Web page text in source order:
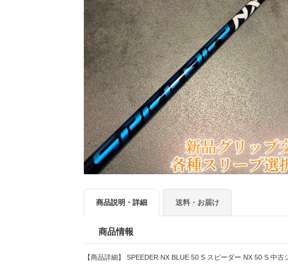
商品説明・詳細 送料・お届け
商品情報
【商品詳細】 SPEEDER NX BLUE 50 S スピーダー NX 50 S 中